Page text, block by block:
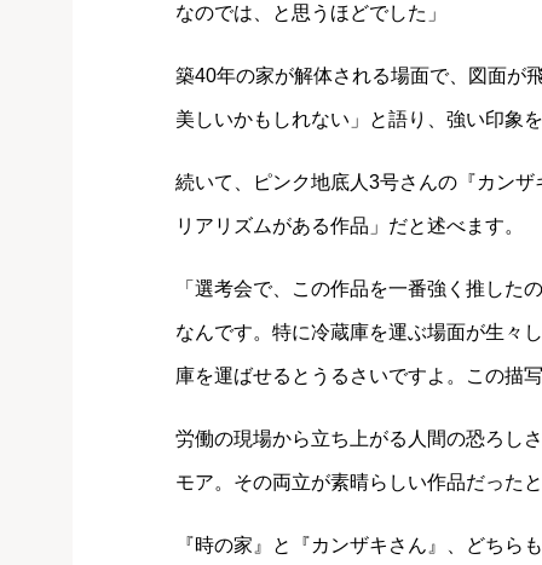
なのでは、と思うほどでした」
築40年の家が解体される場面で、図面が
美しいかもしれない」と語り、強い印象
続いて、ピンク地底人3号さんの『カン
リアリズムがある作品」だと述べます。
「選考会で、この作品を一番強く推した
なんです。特に冷蔵庫を運ぶ場面が生々
庫を運ばせるとうるさいですよ。この描
労働の現場から立ち上がる人間の恐ろし
モア。その両立が素晴らしい作品だった
『時の家』と『カンザキさん』、どちら